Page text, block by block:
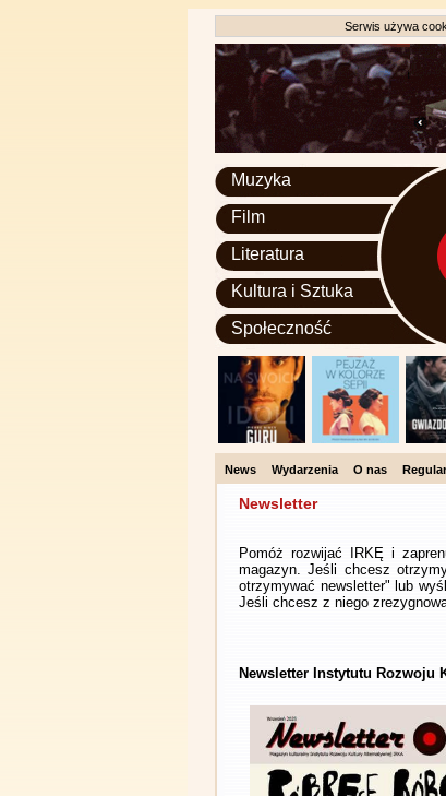
Serwis używa
Muzyka
Film
Literatura
Kultura i Sztuka
Społeczność
News Wydarzenia O nas
Newsletter
Pomóż rozwijać IRKĘ i
magazyn. Jeśli chcesz
otrzymywać newsletter" lub
Jeśli chcesz z niego
Newsletter Instytutu Rozwoju